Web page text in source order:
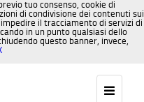
tuo consenso, cookie di
di condivisione dei contenuti sui
il tracciamento di servizi di
in un punto qualsiasi dello
questo banner, invece,